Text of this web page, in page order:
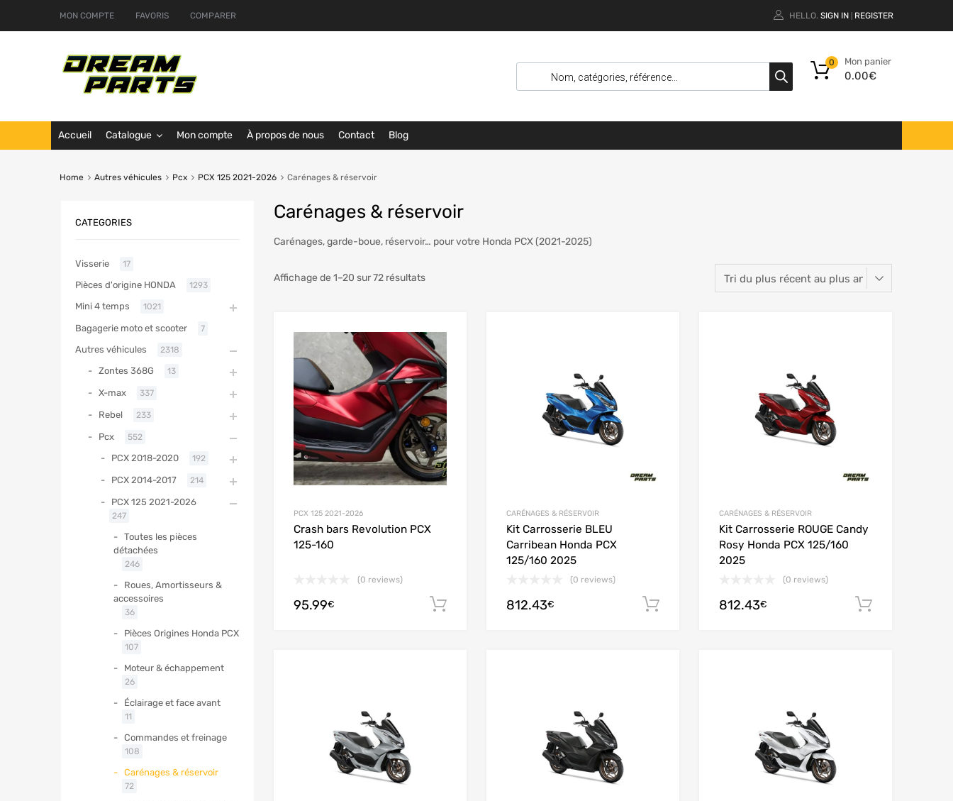
MON COMPTE FAVORIS COMPARER HELLO. SIGN IN REGISTER
Mon panier
0.00€
0
Accueil Catalogue Mon compte À propos de nous Contact Blog
Home Autres véhicules Pcx PCX 125 2021-2026 Carénages & réservoir
Carénages & réservoir
Carénages, garde-boue, réservoir… pour votre Honda PCX (2021-2025)
Affichage de 1–20 sur 72 résultats
PCX 125 2021-2026
Crash bars Revolution PCX
125-160
(0 reviews)
95.99€ Ajouter au panier
CARÉNAGES & RÉSERVOIR
Kit Carrosserie BLEU
Carribean Honda PCX
125/160 2025
(0 reviews)
812.43€ Ajouter au panier
CARÉNAGES & RÉSERVOIR
Kit Carrosserie ROUGE Candy
Rosy Honda PCX 125/160
2025
(0 reviews)
812.43€
CATEGORIES
Visserie 17
Pièces d'origine HONDA 1293
Mini 4 temps 1021
Bagagerie moto et scooter 7
Autres véhicules 2318
Zontes 368G 13
X-max 337
Rebel 233
Pcx 552
PCX 2018-2020 192
PCX 2014-2017 214
PCX 125 2021-2026
247
Toutes les pièces
détachées
246
Roues, Amortisseurs &
accessoires
36
Pièces Origines Honda PCX
107
Moteur & échappement
26
Éclairage et face avant
11
Commandes et freinage
108
Carénages & réservoir
72